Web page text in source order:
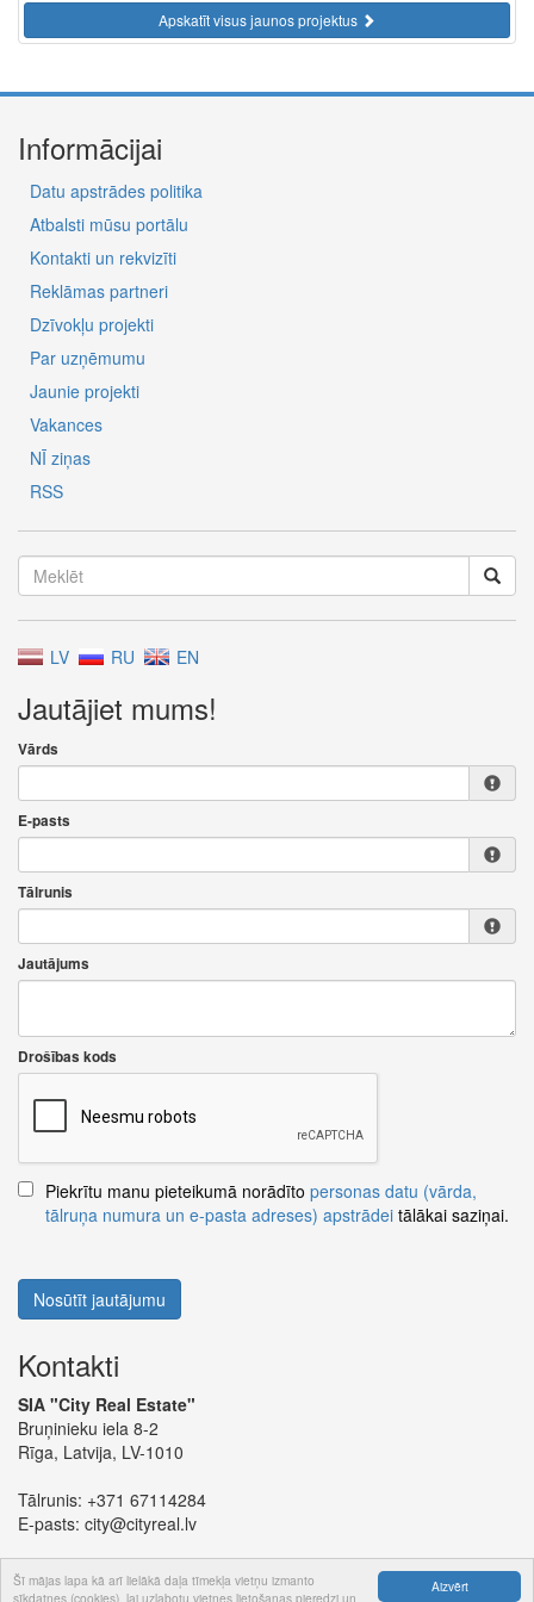
Aizvērt
Šī mājas lapa kā arī lielākā daļa tīmekļa vietņu izmanto
sīkdatnes (cookies), lai uzlabotu vietnes lietošanas pieredzi un
Apskatīt visus jaunos projektus
Informācijai
Datu apstrādes politika
Atbalsti mūsu portālu
Kontakti un rekvizīti
Reklāmas partneri
Dzīvokļu projekti
Par uzņēmumu
Jaunie projekti
Vakances
NĪ ziņas
RSS
LV RU EN
Jautājiet mums!
Vārds
E-pasts
Tālrunis
Jautājums
Drošības kods
Piekrītu manu pieteikumā norādīto personas datu (vārda,
tālruņa numura un e-pasta adreses) apstrādei tālākai saziņai.
Nosūtīt jautājumu
Kontakti
SIA "City Real Estate"
Bruņinieku iela 8-2
Rīga, Latvija, LV-1010
Tālrunis: +371 67114284
E-pasts: city@cityreal.lv